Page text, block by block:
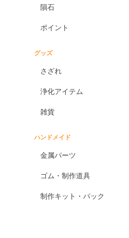
隕石
ポイント
グッズ
さざれ
浄化アイテム
雑貨
ハンドメイド
金属パーツ
ゴム・制作道具
制作キット・パック